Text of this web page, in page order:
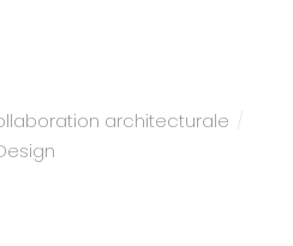
architecturale